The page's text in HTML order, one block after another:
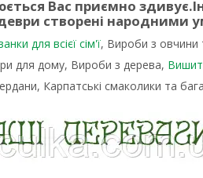
Вас приємно здивує.
створені народними
для всієї сім'ї, Вироби з овчини
для дому, Вироби з дерева,
Карпатські смаколики та